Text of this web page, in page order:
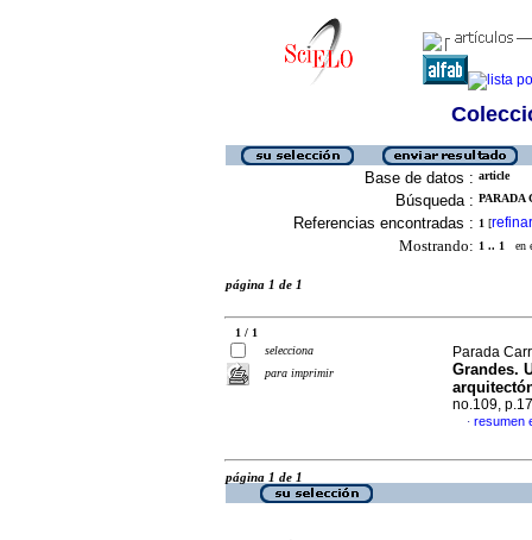
Base de datos : article
Búsqueda : PARADA
Referencias encontradas : 1 [refinar
Mostrando: 1 .. 1 en
página 1 de 1
1 / 1
selecciona
para imprimir
Parada
Grandes.
no.109,
· resumen
página 1 de 1